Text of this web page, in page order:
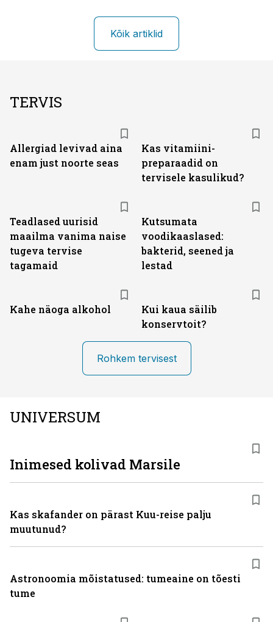
Kõik artiklid
TERVIS
Allergiad levivad aina
enam just noorte seas
Kas vitamiini­
preparaadid on
tervisele kasulikud?
Teadlased uurisid
maailma vanima naise
tugeva tervise
tagamaid
Kutsumata
voodikaaslased:
bakterid, seened ja
lestad
Kahe näoga alkohol
Kui kaua säilib
konservtoit?
Rohkem tervisest
UNIVERSUM
Inimesed kolivad Marsile
Kas skafander on pärast Kuu-reise palju
muutunud?
Astronoomia mõistatused: tumeaine on tõesti
tume